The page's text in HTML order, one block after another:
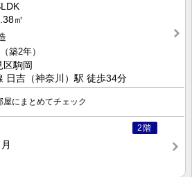
㎡
（築2年）
区駒岡
日吉（神奈川）駅 徒歩34分
にまとめてチェック
2階